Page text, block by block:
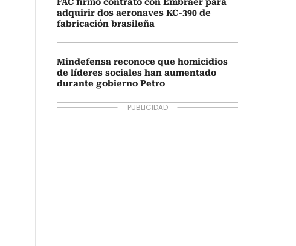
adquirir dos aeronaves KC-390 de
fabricación brasileña
Mindefensa reconoce que homicidios
de líderes sociales han aumentado
durante gobierno Petro